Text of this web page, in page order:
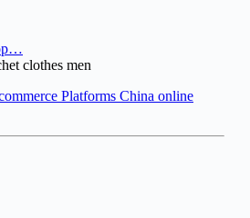
clothes men
Platforms China online